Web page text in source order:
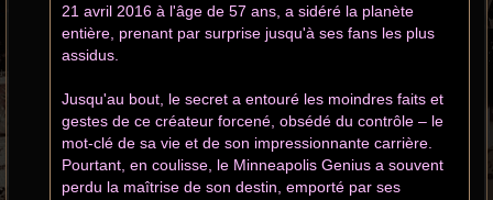
21 avril 2016 à l'âge de 57 ans, a sidéré la planète
entière, prenant par surprise jusqu'à ses fans les plus
assidus.
Jusqu'au bout, le secret a entouré les moindres faits et
gestes de ce créateur forcené, obsédé du contrôle – le
mot-clé de sa vie et de son impressionnante carrière.
Pourtant, en coulisse, le Minneapolis Genius a souvent
perdu la maîtrise de son destin, emporté par ses